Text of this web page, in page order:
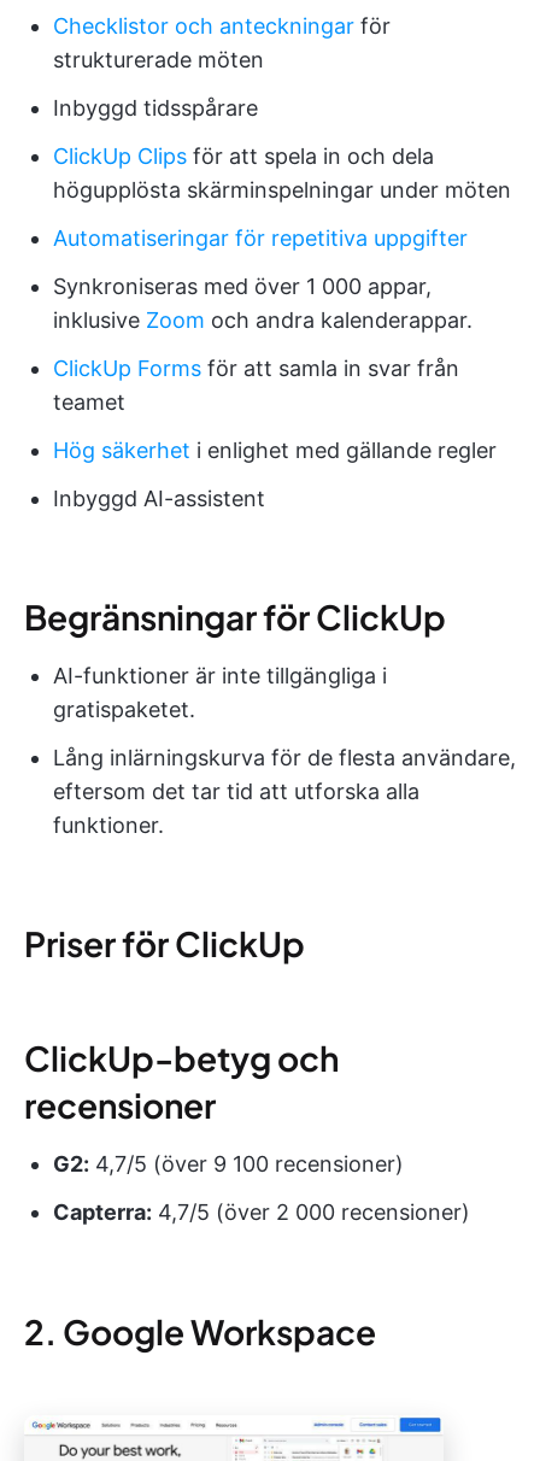
Checklistor och anteckningar för
strukturerade möten
Inbyggd tidsspårare
ClickUp Clips för att spela in och dela
högupplösta skärminspelningar under möten
Automatiseringar för repetitiva uppgifter
Synkroniseras med över 1 000 appar,
inklusive Zoom och andra kalenderappar.
ClickUp Forms för att samla in svar från
teamet
Hög säkerhet i enlighet med gällande regler
Inbyggd AI-assistent
Begränsningar för ClickUp
AI-funktioner är inte tillgängliga i
gratispaketet.
Lång inlärningskurva för de flesta användare,
eftersom det tar tid att utforska alla
funktioner.
Priser för ClickUp
ClickUp-betyg och
recensioner
G2: 4,7/5 (över 9 100 recensioner)
Capterra: 4,7/5 (över 2 000 recensioner)
2. Google Workspace